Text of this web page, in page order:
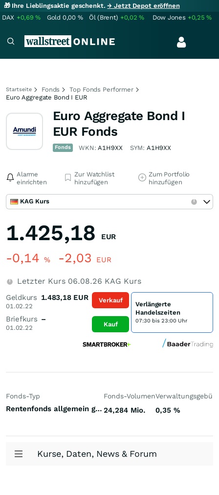
🎁 Ihre Lieblingsaktie geschenkt.→ Jetzt Depot eröffnen
DAX +0,69% Gold 0,00 % Öl (Brent) +0,02% Dow Jones +0,25%
Startseite Fonds
Top Fonds Performer
Euro Aggregate Bond I EUR
Euro Aggregate Bond I
EUR Fonds
Fonds WKN:A1H9XX SYM: A1H9XX
Alarme
einrichten
Zur Watchlist
hinzufügen
Zum Portfolio
hinzufügen
KAG Kurs
1.425,18 EUR
-0,14 % -2,03 EUR
Letzter Kurs 06.08.26 KAG Kurs
Geldkurs
01.02.22
1.483,18 EUR
Briefkurs
01.02.22
–
Verkauf
Kauf
Verlängerte
Handelszeiten
07:30 bis 23:00 Uhr
Fonds-Typ
Rentenfonds allgemein gemischte Laufzeiten Euroland Euro
Fonds-Volumen
24,284 Mio. 0,35 %
Kurse, Daten, News & Forum